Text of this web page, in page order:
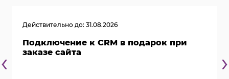
Действительно до: 31.08.2026
Подключение к CRM в подарок при
заказе сайта
‹ ›